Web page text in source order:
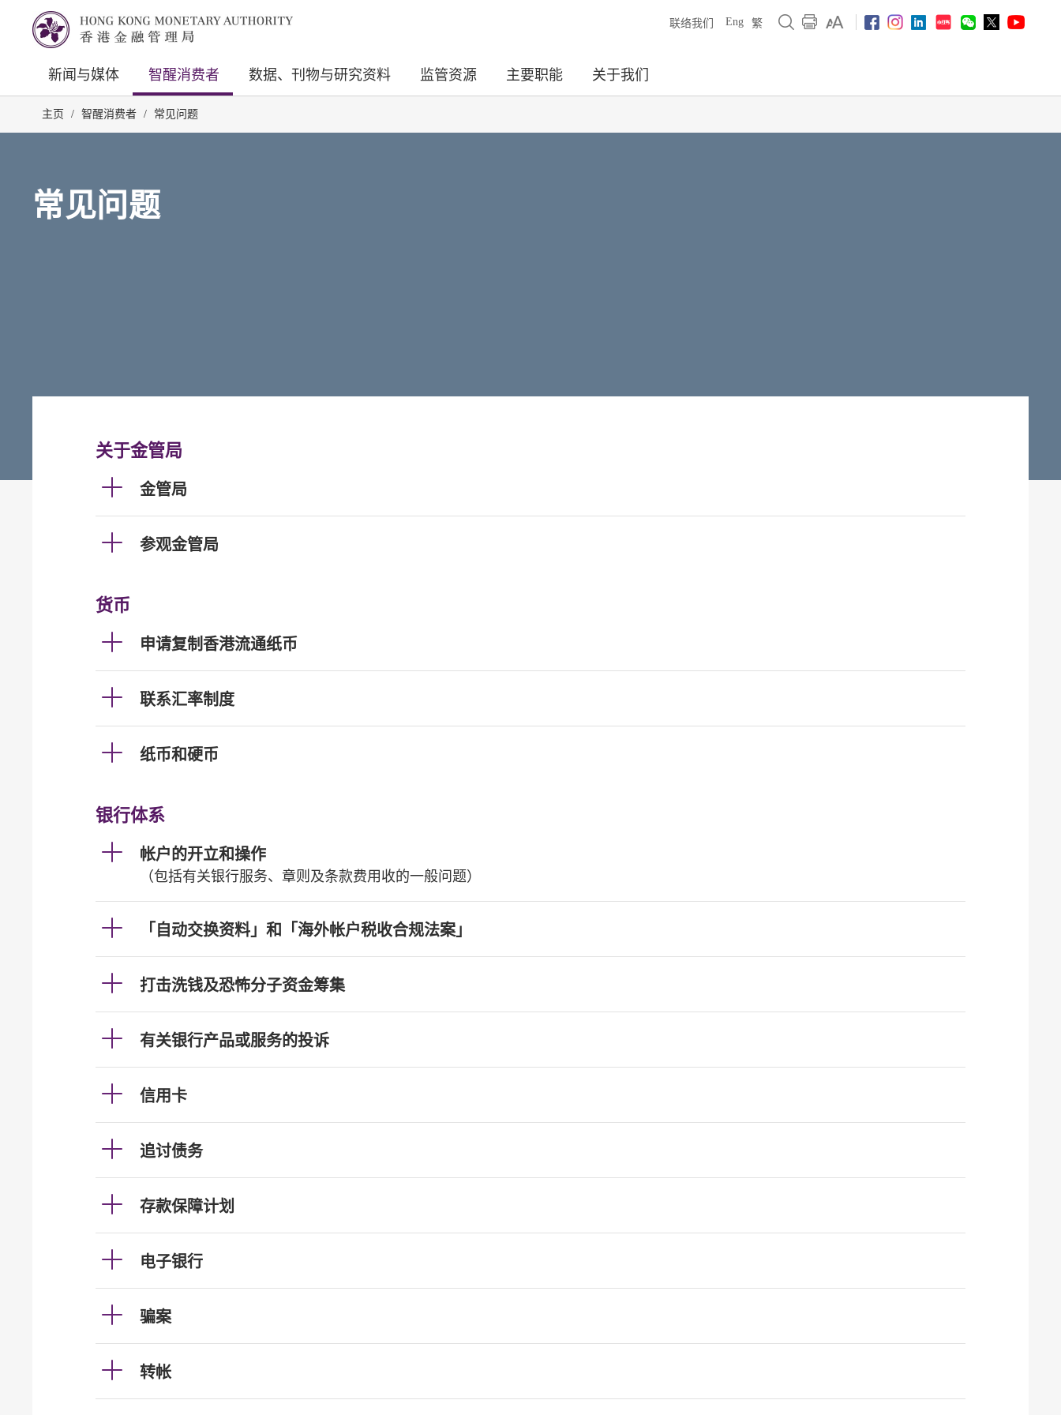
联络我们 Eng 繁
新闻与媒体 智醒消费者 数据、刊物与研究资料 监管资源 主要职能 关于我们
主页 / 智醒消费者 / 常见问题
常见问题
关于金管局
金管局
参观金管局
货币
申请复制香港流通纸币
联系汇率制度
纸币和硬币
银行体系
帐户的开立和操作
（包括有关银行服务、章则及条款费用收的一般问题）
「自动交换资料」和「海外帐户税收合规法案」
打击洗钱及恐怖分子资金筹集
有关银行产品或服务的投诉
信用卡
追讨债务
存款保障计划
电子银行
骗案
转帐